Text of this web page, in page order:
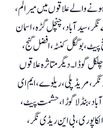
والے علاقوں میں میرالم،
سیدآباد، چنچل گڑہ، اسمان
بوگگل کنٹہ، افضل گنج،
گوڈا۔ دیگر متاثرہ علاقوں
نگر، مریڈ پلی، ریلوے، ایم ای
بنڈلا گوڑا، حشمت پیٹ،
بی این ریڈی نگر،